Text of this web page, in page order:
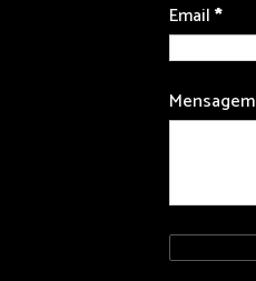
Email*
Mensagem